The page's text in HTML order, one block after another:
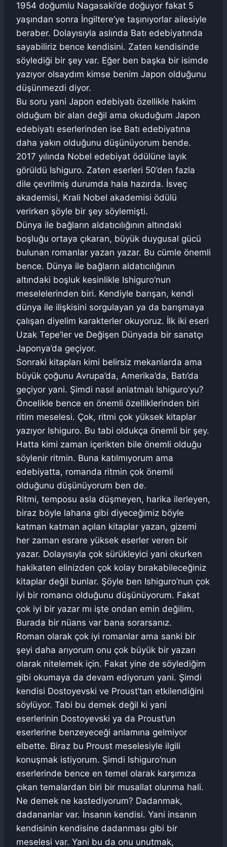
1954 doğumlu Nagasaki’de doğuyor fakat 5
yaşından sonra İngiltere’ye taşınıyorlar ailesiyle
beraber. Dolayısıyla aslında Batı edebiyatında
sayabiliriz bence kendisini. Zaten kendisinde
söylediği bir şey var. Eğer ben başka bir isimde
yazıyor olsaydım kimse benim Japon olduğunu
düşünmezdi diyor.
Bu soru yani Japon edebiyatı özellikle hakim
olduğum bir alan değil ama okuduğum Japon
edebiyatı eserlerinden ise Batı edebiyatına
daha yakın olduğunu düşünüyorum bende.
2017 yılında Nobel edebiyat ödülüne layık
görüldü Ishiguro. Zaten eserleri 50’den fazla
dile çevrilmiş durumda hala hazırda. İsveç
akademisi, Krali Nobel akademisi ödülü
verirken şöyle bir şey söylemişti.
Dünya ile bağların aldatıcılığının altındaki
boşluğu ortaya çıkaran, büyük duygusal gücü
bulunan romanlar yazan yazar. Bu cümle önemli
bence. Dünya ile bağların aldatıcılığının
altındaki boşluk kesinlikle Ishiguro’nun
meselelerinden biri. Kendiyle barışan, kendi
dünya ile ilişkisini sorgulayan ya da barışmaya
çalışan diyelim karakterler okuyoruz. İlk iki eseri
Uzak Tepe’ler ve Değişen Dünyada bir sanatçı
Japonya’da geçiyor.
Sonraki kitapları kimi belirsiz mekanlarda ama
büyük çoğunu Avrupa’da, Amerika’da, Batı’da
geçiyor yani. Şimdi nasıl anlatmalı Ishiguro’yu?
Öncelikle bence en önemli özelliklerinden biri
ritim meselesi. Çok, ritmi çok yüksek kitaplar
yazıyor Ishiguro. Bu tabi oldukça önemli bir şey.
Hatta kimi zaman içerikten bile önemli olduğu
söylenir ritmin. Buna katılmıyorum ama
edebiyatta, romanda ritmin çok önemli
olduğunu düşünüyorum ben de.
Ritmi, temposu asla düşmeyen, harika ilerleyen,
biraz böyle lahana gibi diyeceğimiz böyle
katman katman açılan kitaplar yazan, gizemi
her zaman esrare yüksek eserler veren bir
yazar. Dolayısıyla çok sürükleyici yani okurken
hakikaten elinizden çok kolay bırakabileceğiniz
kitaplar değil bunlar. Şöyle ben Ishiguro’nun çok
iyi bir romancı olduğunu düşünüyorum. Fakat
çok iyi bir yazar mı işte ondan emin değilim.
Burada bir nüans var bana sorarsanız.
Roman olarak çok iyi romanlar ama sanki bir
şeyi daha arıyorum onu çok büyük bir yazarı
olarak nitelemek için. Fakat yine de söylediğim
gibi okumaya da devam ediyorum yani. Şimdi
kendisi Dostoyevski ve Proust’tan etkilendiğini
söylüyor. Tabi bu demek değil ki yani
eserlerinin Dostoyevski ya da Proust’un
eserlerine benzeyeceği anlamına gelmiyor
elbette. Biraz bu Proust meselesiyle ilgili
konuşmak istiyorum. Şimdi Ishiguro’nun
eserlerinde bence en temel olarak karşımıza
çıkan temalardan biri bir musallat olunma hali.
Ne demek ne kastediyorum? Dadanmak,
dadananlar var. İnsanın kendisi. Yani insanın
kendisinin kendisine dadanması gibi bir
meselesi var. Yani bu da onu unutmak,